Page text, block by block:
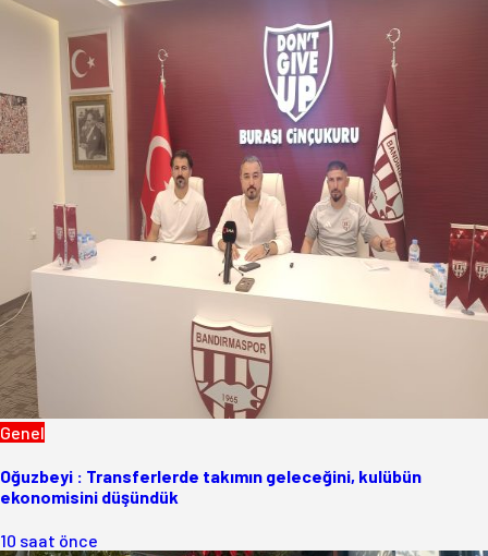
Genel
Oğuzbeyi : Transferlerde takımın geleceğini, kulübün
ekonomisini düşündük
10 saat önce